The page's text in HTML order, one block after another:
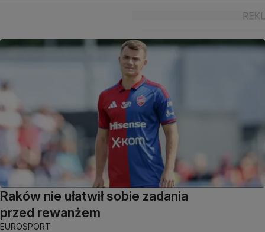
Raków nie ułatwił sobie zadania
przed rewanżem
EUROSPORT